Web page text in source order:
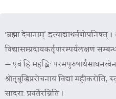
‘ब्रह्मा देवानाम्’ इत्याद्याथर्वणोपनिषत्
विद्यासम्प्रदायकर्तृपारम्पर्यलक्षणं
— एवं हि महद्भिः
श्रोतृबुद्धिप्ररोचनाय विद्यां महीकरोति,
सादराः प्रवर्तेरन्निति ।